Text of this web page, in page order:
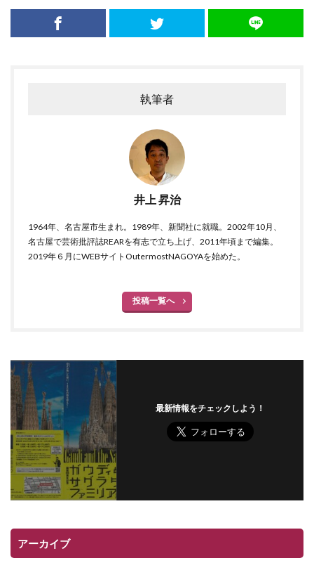
執筆者
井上 昇治
1964年、名古屋市生まれ。1989年、新聞社に就職。2002年10月、
名古屋で芸術批評誌REARを有志で立ち上げ、2011年頃まで編集。
2019年６月にWEBサイトOutermostNAGOYAを始めた。
投稿一覧へ
最新情報をチェックしよう！
アーカイブ